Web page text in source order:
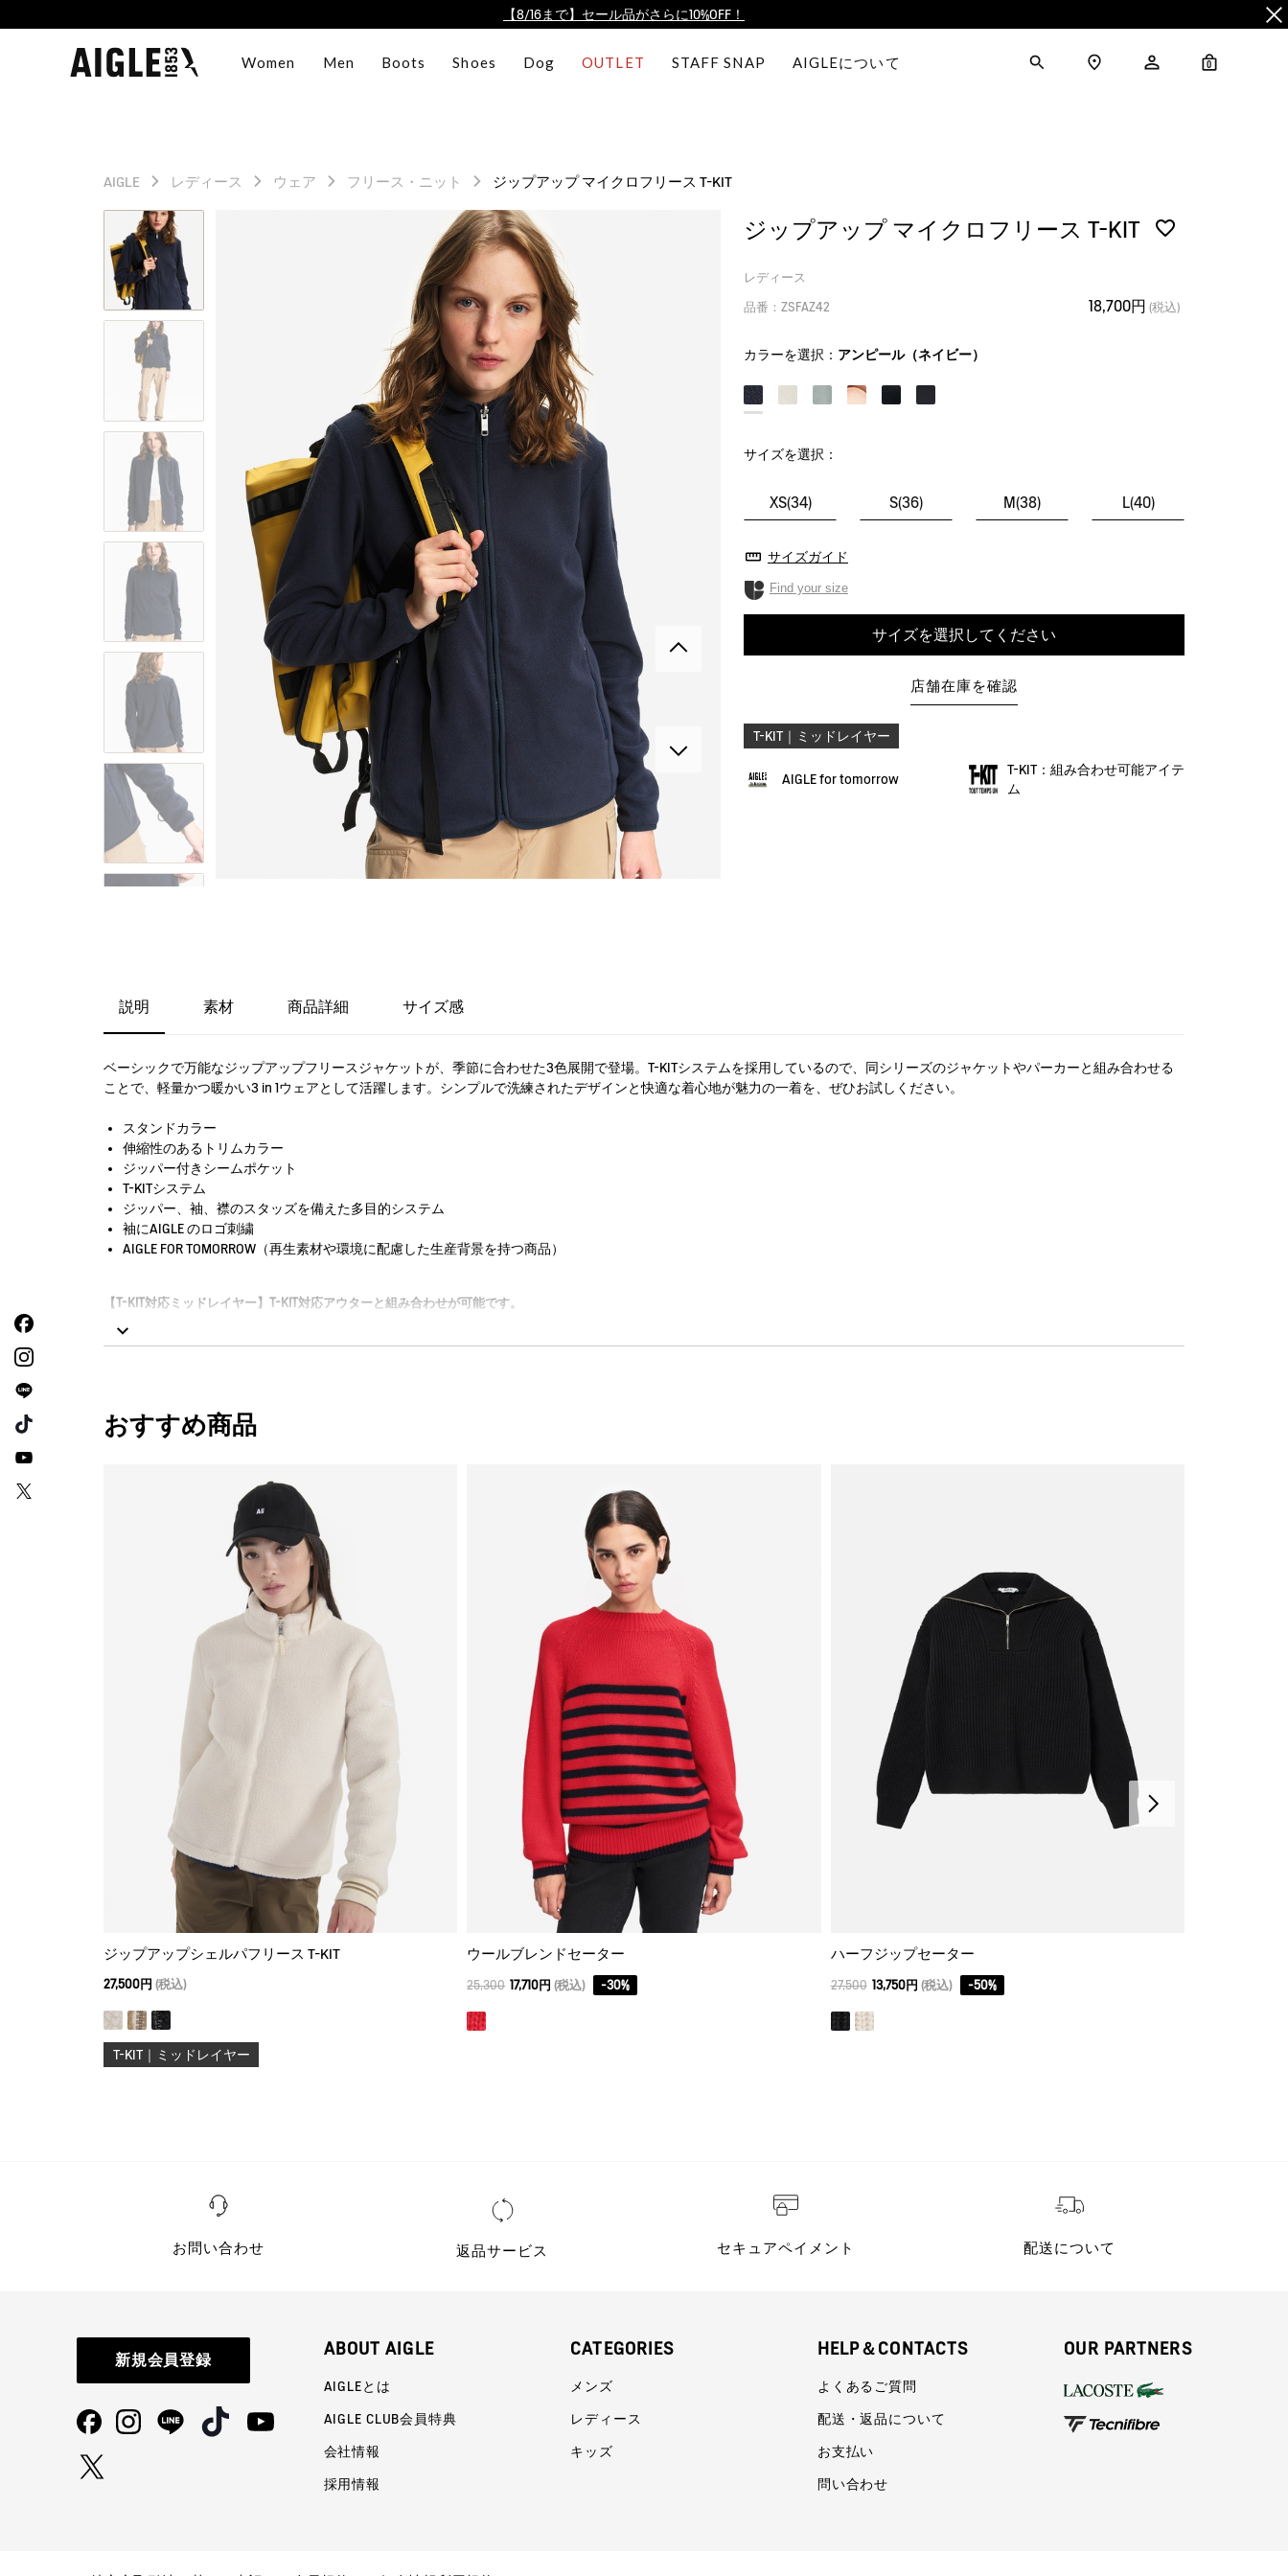
【最大50%OFF】FINAL SALEがスタート！
AIGLE CLUB ポイントサービス終了のお知らせ
AIGLE CLUB ポイントサービス終了のお知らせ
Women Men Boots Shoes Dog OUTLET STAFF SNAP AIGLEについて 0
AIGLE レディース ウェア フリース・ニット ジップアップ マイクロフリース T-KIT
ジップアップ マイクロフリース T-KIT
レディース
品番：ZSFAZ42 18,700円 (税込)
カラーを選択： アンピール（ネイビー）
サイズを選択：
XS(34) S(36) M(38) L(40)
サイズガイド
Find your size
サイズを選択してください
店舗在庫を確認
T-KIT｜ミッドレイヤー
AIGLE for tomorrow
T-KIT：組み合わせ可能アイテ
ム
説明 素材 商品詳細 サイズ感
ベーシックで万能なジップアップフリースジャケットが、季節に合わせた3色展開で登場。T-KITシステムを採用しているので、同シリーズのジャケットやパーカーと組み合わせる
ことで、軽量かつ暖かい3 in 1ウェアとして活躍します。シンプルで洗練されたデザインと快適な着心地が魅力の一着を、ぜひお試しください。
スタンドカラー
伸縮性のあるトリムカラー
ジッパー付きシームポケット
T-KITシステム
ジッパー、袖、襟のスタッズを備えた多目的システム
袖にAIGLE のロゴ刺繍
AIGLE FOR TOMORROW（再生素材や環境に配慮した生産背景を持つ商品）
【T-KIT対応ミッドレイヤー】T-KIT対応アウターと組み合わせが可能です。
T-KITとは：T-KITはAIGLEが開発したダイナミック ジップシステムです。雨風から身体を守る防水アウターウェアと、保温力に優れたミッドレイヤーを組み合わせることで、あらゆ
おすすめ商品
ジップアップシェルパフリース T-KIT
27,500円 (税込)
T-KIT｜ミッドレイヤー
ウールブレンドセーター
25,300 17,710円 (税込) -30%
ハーフジップセーター
27,500 13,750円 (税込) -50%
お問い合わせ 返品サービス セキュアペイメント 配送について
新規会員登録
ABOUT AIGLE
AIGLEとは
AIGLE CLUB会員特典
会社情報
採用情報
CATEGORIES
メンズ
レディース
キッズ
HELP＆CONTACTS
よくあるご質問
配送・返品について
お支払い
問い合わせ
OUR PARTNERS